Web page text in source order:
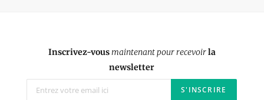
Inscrivez-vousmaintenant pour recevoirla
newsletter